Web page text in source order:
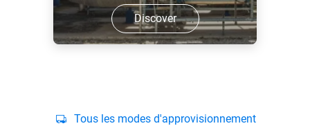
Discover
Tous les modes d'approvisionnement